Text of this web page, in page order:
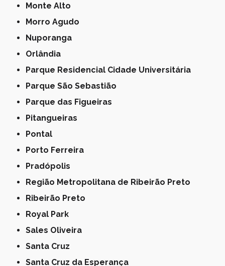
Monte Alto
Morro Agudo
Nuporanga
Orlândia
Parque Residencial Cidade Universitária
Parque São Sebastião
Parque das Figueiras
Pitangueiras
Pontal
Porto Ferreira
Pradópolis
Região Metropolitana de Ribeirão Preto
Ribeirão Preto
Royal Park
Sales Oliveira
Santa Cruz
Santa Cruz da Esperança